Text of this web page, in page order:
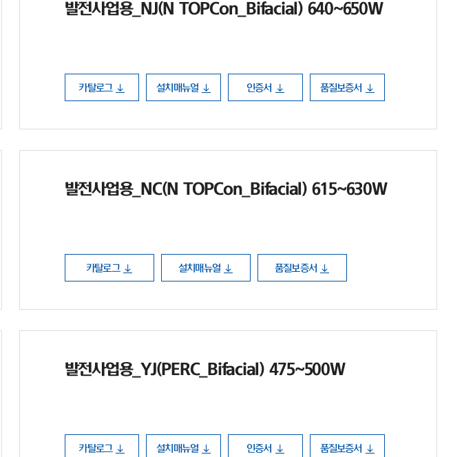
발전사업용_NJ(N TOPCon_Bifacial) 640~650W
카탈로그 설치매뉴얼 인증서 품질보증서
발전사업용_NC(N TOPCon_Bifacial) 615~630W
카탈로그 설치매뉴얼 품질보증서
발전사업용_YJ(PERC_Bifacial) 475~500W
카탈로그 설치매뉴얼 인증서 품질보증서